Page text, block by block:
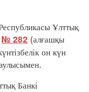
Ұлттық
№ 282 (алғашқы
он күн
Банкі